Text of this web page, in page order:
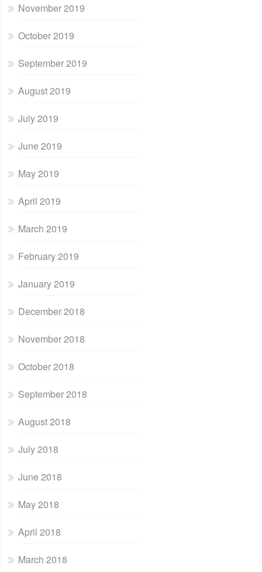
November 2019
October 2019
September 2019
August 2019
July 2019
June 2019
May 2019
April 2019
March 2019
February 2019
January 2019
December 2018
November 2018
October 2018
September 2018
August 2018
July 2018
June 2018
May 2018
April 2018
March 2018